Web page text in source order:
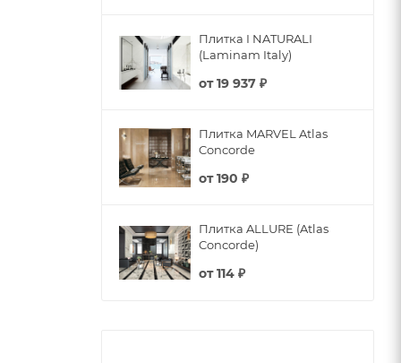
Плитка I NATURALI
(Laminam Italy)
от19 937 ₽
Плитка MARVEL Atlas
Concorde
от190 ₽
Плитка ALLURE (Atlas
Concorde)
от114 ₽